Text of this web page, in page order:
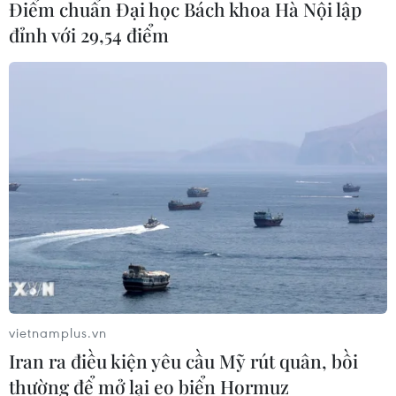
08/08/2026 14:03
Cuộc tìm kiếm và vá lại những 'trái
tim lỗi '
07/08/2026 04:03
Hà Nội cảnh báo về việc sử dụng tế
bào gốc trong khám chữa bệnh, làm
đẹp
Điểm chuẩn Đại học Bách khoa Hà Nội lập
đỉnh với 29,54 điểm
vietnamplus.vn
Iran ra điều kiện yêu cầu Mỹ rút quân, bồi
thường để mở lại eo biển Hormuz